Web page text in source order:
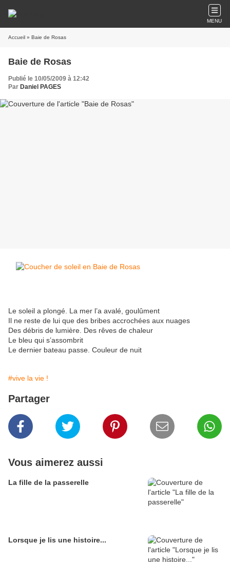
MENU
Accueil » Baie de Rosas
Baie de Rosas
Publié le 10/05/2009 à 12:42
Par Daniel PAGES
Le soleil a plongé. La mer l’a avalé, goulûment
Il ne reste de lui que des bribes accrochées aux nuages
Des débris de lumière. Des rêves de chaleur
Le bleu qui s’assombrit
Le dernier bateau passe. Couleur de nuit
#vive la vie !
Partager
Vous aimerez aussi
La fille de la passerelle
Lorsque je lis une histoire...